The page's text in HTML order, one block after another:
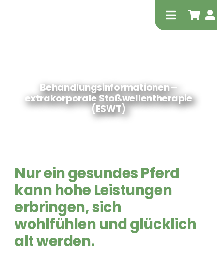
Toggle
Behandlungsinformationen –
extrakorporale Stoßwellentherapie
(ESWT)
Nur ein gesundes Pferd
kann hohe Leistungen
erbringen, sich
wohlfühlen und glücklich
alt werden.